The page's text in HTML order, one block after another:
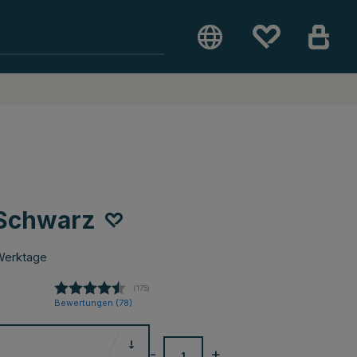
(abgegebene bewertungen:
175)
Bewertungen (78)